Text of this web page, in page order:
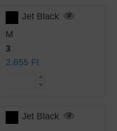
Jet Black
M
3
2.855 Ft
Jet Black